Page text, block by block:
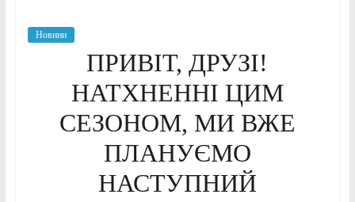
Новини
ПРИВІТ, ДРУЗІ!
НАТХНЕННІ ЦИМ
СЕЗОНОМ, МИ ВЖЕ
ПЛАНУЄМО
НАСТУПНИЙ